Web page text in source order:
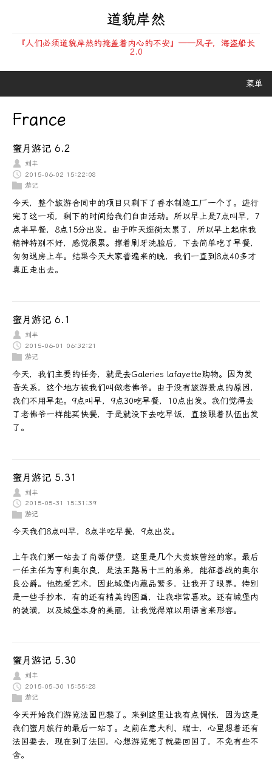
道貌岸然
『人们必须道貌岸然的掩盖着内心的不安』——风子，海盗船长
2.0
菜单
France
蜜月游记 6.2
刘丰
2015-06-02 15:22:08
游记
今天，整个旅游合同中的项目只剩下了香水制造工厂一个了。进行
完了这一项，剩下的时间给我们自由活动。所以早上是7点叫早，7
点半早餐，8点15分出发。由于昨天逛街太累了，所以早上起床我
精神特别不好，感觉很累。撑着刷牙洗脸后，下去简单吃了早餐，
匆匆退房上车。结果今天大家普遍来的晚，我们一直到8点40多才
真正走出去。
蜜月游记 6.1
刘丰
2015-06-01 06:32:21
游记
今天，我们主要的任务，就是去Galeries lafayette购物。因为发
音关系，这个地方被我们叫做老佛爷。由于没有旅游景点的原因，
我们不用早起。9点叫早，9点30吃早餐，10点出发。我们觉得去
了老佛爷一样能买快餐，于是就没下去吃早饭，直接跟着队伍出发
了。
蜜月游记 5.31
刘丰
2015-05-31 15:31:39
游记
今天我们8点叫早，8点半吃早餐，9点出发。
上午我们第一站去了尚蒂伊堡，这里是几个大贵族曾经的家。最后
一任主任为亨利奥尔良，是法王路易十三的弟弟，能征善战的奥尔
良公爵。他热爱艺术，因此城堡内藏品繁多，让我开了眼界。特别
是一些手抄本，有的还有精美的图画，让我非常喜欢。还有城堡内
的装潢，以及城堡本身的美丽，让我觉得难以用语言来形容。
蜜月游记 5.30
刘丰
2015-05-30 15:55:28
游记
今天开始我们游览法国巴黎了。来到这里让我有点惆怅，因为这是
我们蜜月旅行的最后一站了。之前在意大利、瑞士，心里想着还有
法国要去，现在到了法国，心想游览完了就要回国了，不免有些不
舍。